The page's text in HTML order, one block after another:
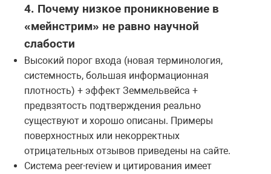
4. Почему низкое проникновение в
«мейнстрим» не равно научной
слабости
Высокий порог входа (новая терминология,
системность, большая информационная
плотность) + эффект Земмельвейса +
предвзятость подтверждения реально
существуют и хорошо описаны. Примеры
поверхностных или некорректных
отрицательных отзывов приведены на сайте.
Система peer-review и цитирования имеет